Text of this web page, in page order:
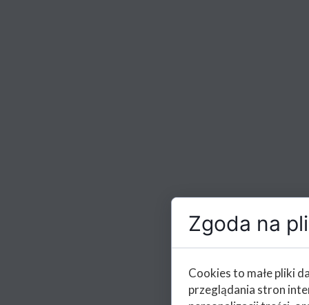
Zgoda na
Cookies to małe pliki
przeglądania stron